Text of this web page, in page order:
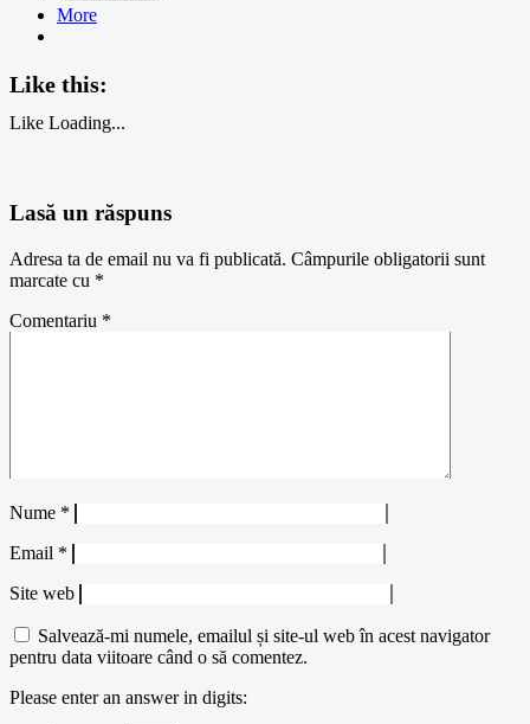
More
Like this:
Like Loading...
Lasă un răspuns
Adresa ta de email nu va fi publicată. Câmpurile obligatorii sunt
marcate cu *
Comentariu *
Nume *
Email *
Site web
Salvează-mi numele, emailul și site-ul web în acest navigator
pentru data viitoare când o să comentez.
Please enter an answer in digits: